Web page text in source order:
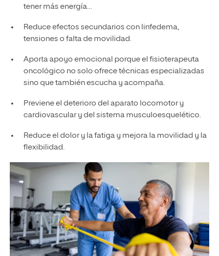
tener más energía…
Reduce efectos secundarios con linfedema,
tensiones o falta de movilidad.
Aporta apoyo emocional porque el fisioterapeuta
oncológico no solo ofrece técnicas especializadas
sino que también escucha y acompaña.
Previene el deterioro del aparato locomotor y
cardiovascular y del sistema musculoesquelético.
Reduce el dolor y la fatiga y mejora la movilidad y la
flexibilidad.